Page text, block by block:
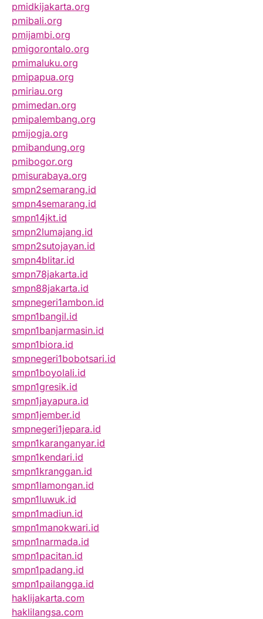
pmidkijakarta.org
pmibali.org
pmijambi.org
pmigorontalo.org
pmimaluku.org
pmipapua.org
pmiriau.org
pmimedan.org
pmipalembang.org
pmijogja.org
pmibandung.org
pmibogor.org
pmisurabaya.org
smpn2semarang.id
smpn4semarang.id
smpn14jkt.id
smpn2lumajang.id
smpn2sutojayan.id
smpn4blitar.id
smpn78jakarta.id
smpn88jakarta.id
smpnegeri1ambon.id
smpn1bangil.id
smpn1banjarmasin.id
smpn1biora.id
smpnegeri1bobotsari.id
smpn1boyolali.id
smpn1gresik.id
smpn1jayapura.id
smpn1jember.id
smpnegeri1jepara.id
smpn1karanganyar.id
smpn1kendari.id
smpn1kranggan.id
smpn1lamongan.id
smpn1luwuk.id
smpn1madiun.id
smpn1manokwari.id
smpn1narmada.id
smpn1pacitan.id
smpn1padang.id
smpn1pailangga.id
haklijakarta.com
haklilangsa.com